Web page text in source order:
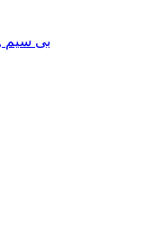
ریموت کنترل , محصول GSM وRF , بی سیم